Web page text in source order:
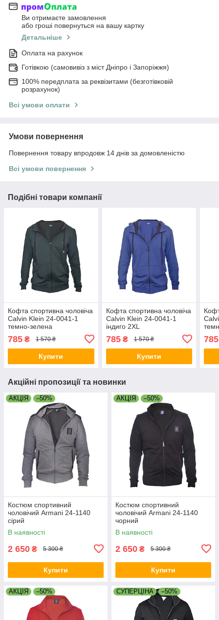
Ви отримаєте замовлення
або гроші повернуться на вашу картку
Детальніше
Оплата на рахунок
Готівкою (самовивіз з міст Дніпро і Запоріжжя)
100% передплата за реквізитами (безготівковій
розрахунок)
Всі умови оплати
Умови повернення
Повернення товару впродовж 14 днів за домовленістю
Всі умови повернення
Подібні товари компанії
Кофта спортивна чоловіча
Calvin Klein 24-0041-1
темно-зелена
785 ₴ 1 570 ₴
Купити
Кофта спортивна чоловіча
Calvin Klein 24-0041-1
індиго 2XL
785₴ 1 570 ₴
Купити
785
Акційні пропозиції та новинки
АКЦІЯ –50%
Костюм спортивний
чоловічий Armani 24-1140
сірий
В наявності
2 650 ₴ 5 300 ₴
Купити
АКЦІЯ –50%
Костюм спортивний
чоловічий Armani 24-1140
чорний
В наявності
2 650 ₴ 5 300 ₴
Купити
АКЦІЯ –50% СУПЕРЦІНА –50%